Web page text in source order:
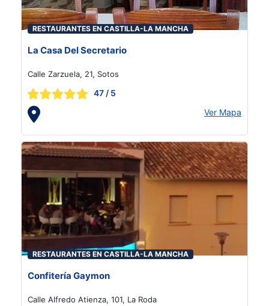
RESTAURANTES EN CASTILLA-LA MANCHA
La Casa Del Secretario
Calle Zarzuela, 21, Sotos
47 / 5
Ver Mapa
RESTAURANTES EN CASTILLA-LA MANCHA
Confitería Gaymon
Calle Alfredo Atienza, 101, La Roda